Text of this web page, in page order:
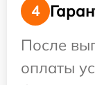
4
После
оплаты